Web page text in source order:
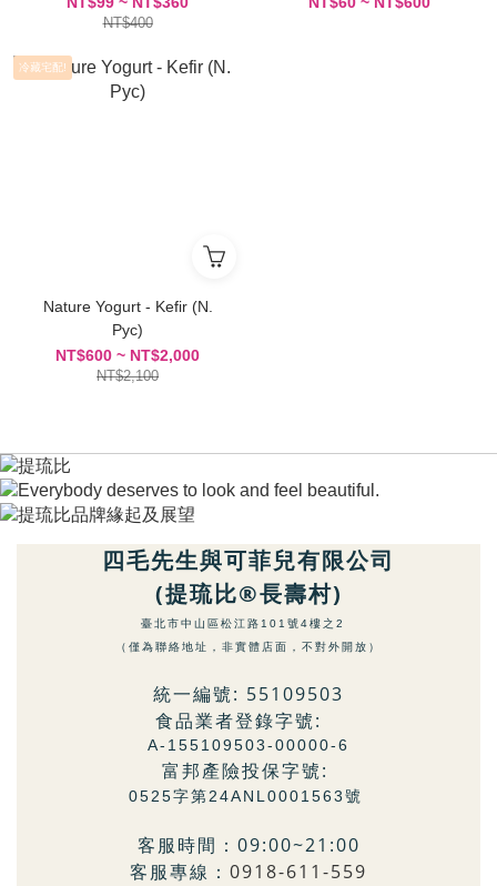
NT$400
冷藏宅配!
Nature Yogurt - Kefir (N.
Pyc)
NT$600 ~ NT$2,000
NT$2,100
四毛先生與可菲兒有限公司
(提琉比®長壽村)
臺北市中山區松江路101號4樓之2
（僅為聯絡地址，非實體店面，不對外開放）
統一編號: 55109503
食品業者登錄字號:
A-155109503-00000-6
富邦產險投保字號:
0525字第24ANL0001563號
客服時間：09:00~21:00
客服專線： 0918-611-559